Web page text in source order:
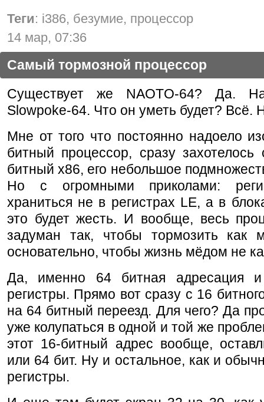
Теги: i386, безумие, процессор
14 мар, 07:36
Самый тормозной процессор
Существует же NAOTO-64? Да.
Slowpoke-64. Что он уметь будет? Всё.
Мне от того что постоянно надоело
битный процессор, сразу захотелось
битный x86, его небольшое
Но с огромными приколами:
храниться не в регистрах LE, а в
это будет жесть. И вообще, весь
задуман так, чтобы тормозить как
основательно, чтобы жизнь мёдом не
Да, именно 64 битная адресация
регистры. Прямо вот сразу с 16
на 64 битный переезд. Для чего? Да
уже колупаться в одной и той же
этот 16-битный адрес вообще,
или 64 бит. Ну и остальное, как и
регистры.